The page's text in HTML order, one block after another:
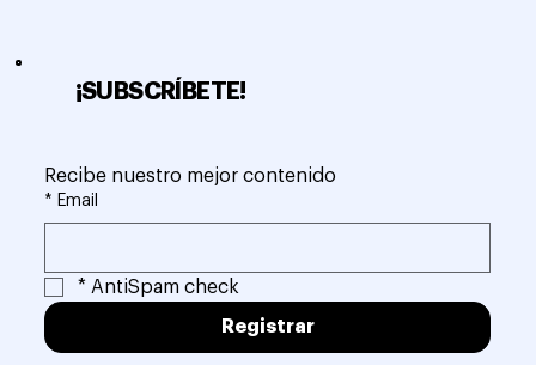
¡SUBSCRÍBETE!
Recibe nuestro mejor contenido
* Email
* AntiSpam check
Registrar